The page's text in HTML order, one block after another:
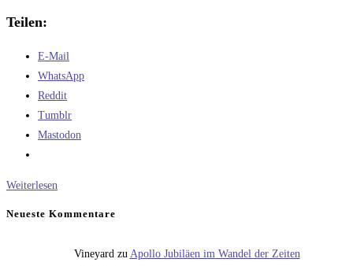
Teilen:
E-Mail
WhatsApp
Reddit
Tumblr
Mastodon
Weiterlesen
Neueste Kommentare
Vineyard zu Apollo Jubiläen im Wandel der Zeiten